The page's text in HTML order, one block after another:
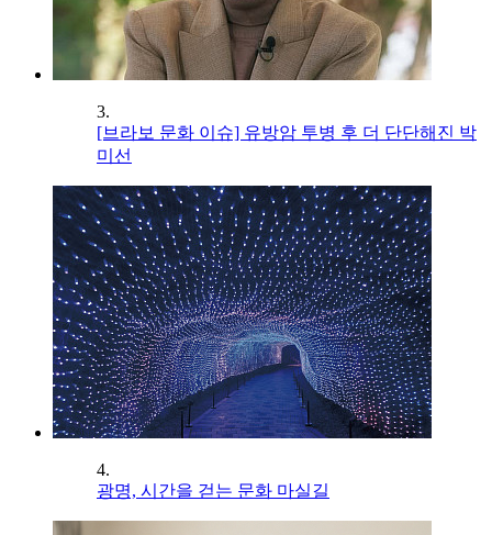
3.
[브라보 문화 이슈] 유방암 투병 후 더 단단해진 박
미선
4.
광명, 시간을 걷는 문화 마실길